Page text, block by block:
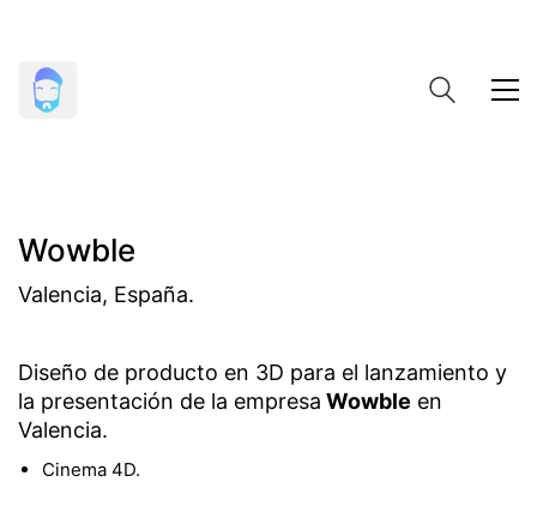
Wowble
Valencia, España.
Diseño de producto en 3D para el lanzamiento y
la presentación de la empresa Wowble en
Valencia.
Cinema 4D.